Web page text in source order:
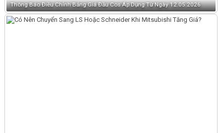
Thông Báo Điều Chỉnh Bảng Giá Đầu Cos Áp Dụng Từ Ngày 12.05.2026